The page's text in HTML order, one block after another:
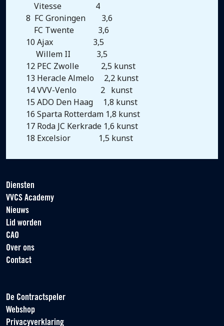
Vitesse 4
8 FC Groningen 3,6
FC Twente 3,6
10 Ajax 3,5
Willem II 3,5
12 PEC Zwolle 2,5 kunst
13 Heracle Almelo 2,2 kunst
14 VVV-Venlo 2 kunst
15 ADO Den Haag 1,8 kunst
16 Sparta Rotterdam 1,8 kunst
17 Roda JC Kerkrade 1,6 kunst
18 Excelsior 1,5 kunst
Diensten
VVCS Academy
Nieuws
Lid worden
CAO
Over ons
Contact
De Contractspeler
Webshop
Privacyverklaring